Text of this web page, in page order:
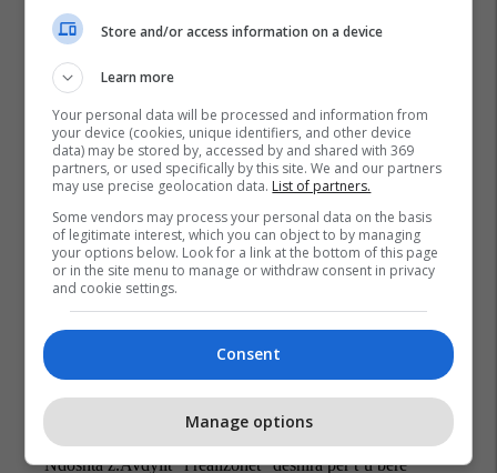
Store and/or access information on a device
Learn more
Your personal data will be processed and information from
your device (cookies, unique identifiers, and other device
data) may be stored by, accessed by and shared with 369
partners, or used specifically by this site. We and our partners
may use precise geolocation data. List of partners.
Some vendors may process your personal data on the basis
of legitimate interest, which you can object to by managing
your options below. Look for a link at the bottom of this page
or in the site menu to manage or withdraw consent in privacy
and cookie settings.
Consent
Manage options